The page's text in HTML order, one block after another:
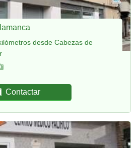
desde Cabezas de
Contactar